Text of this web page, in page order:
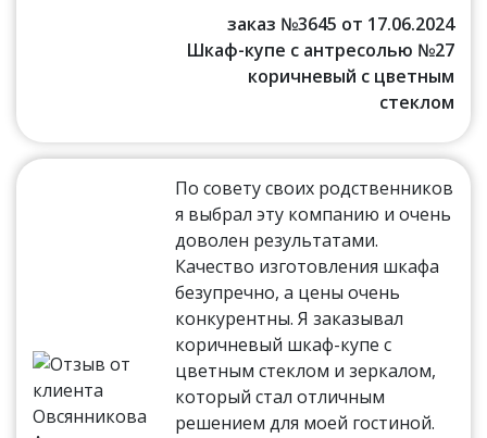
заказ №3645 от 17.06.2024
Шкаф-купе с антресолью №27
коричневый с цветным
стеклом
По совету своих родственников
я выбрал эту компанию и очень
доволен результатами.
Качество изготовления шкафа
безупречно, а цены очень
конкурентны. Я заказывал
коричневый шкаф-купе с
цветным стеклом и зеркалом,
который стал отличным
решением для моей гостиной.